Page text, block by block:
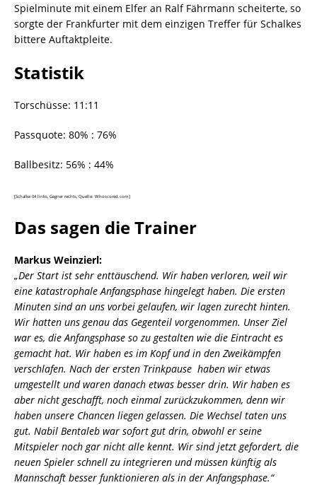
Spielminute mit einem Elfer an Ralf Fährmann scheiterte, so
sorgte der Frankfurter mit dem einzigen Treffer für Schalkes
bittere Auftaktpleite.
Statistik
Torschüsse: 11:11
Passquote: 80% : 76%
Ballbesitz: 56% : 44%
[Schalke 04 links, Gegner rechts, Quelle: Whoscored.com]
Das sagen die Trainer
Markus Weinzierl:
„Der Start ist sehr enttäuschend. Wir haben verloren, weil wir
eine katastrophale Anfangsphase hingelegt haben. Die ersten
Minuten sind an uns vorbei gelaufen, wir lagen zurecht hinten.
Wir hatten uns genau das Gegenteil vorgenommen. Unser Ziel
war es, die Anfangsphase so zu gestalten wie die Eintracht es
gemacht hat. Wir haben es im Kopf und in den Zweikämpfen
verschlafen. Nach der ersten Trinkpause haben wir etwas
umgestellt und waren danach etwas besser drin. Wir haben es
aber nicht geschafft, noch einmal zurückzukommen, denn wir
haben unsere Chancen liegen gelassen. Die Wechsel taten uns
gut. Nabil Bentaleb war sofort gut drin, obwohl er seine
Mitspieler noch gar nicht alle kennt. Wir sind jetzt gefordert, die
neuen Spieler schnell zu integrieren und müssen künftig als
Mannschaft besser funktionieren als in der Anfangsphase.“